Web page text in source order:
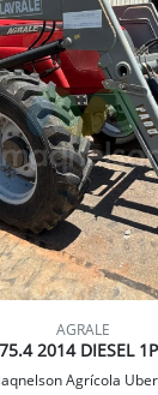
AGRALE
2014 DIESEL
Agrícola